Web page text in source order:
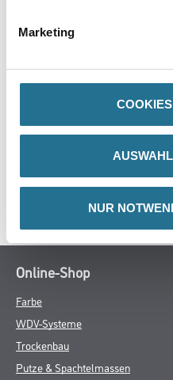
Marketing
NUR
- 3 Monate UV-beständig
ZUSATZINFOS
GEFAHRENHINWEISE
SPEZIFIKATIONEN
Online-Shop
Farbe
WDV-Systeme
Trockenbau
Putze & Spachtelmassen